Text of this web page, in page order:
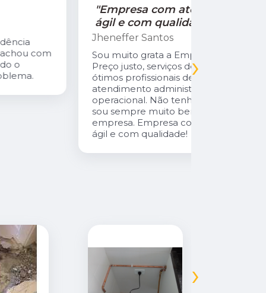
"Empresa com atendimento
ágil e com qualidade!"
Santos
muito grata a Empresa Natural Gás.
justo, serviços de qualidade,
profissionais desde o
atendimento administrativo ao
operacional. Não tenho o que reclamar,
sou sempre muito bem atendida pela
empresa. Empresa com atendimento
ágil e com qualidade!
›
›